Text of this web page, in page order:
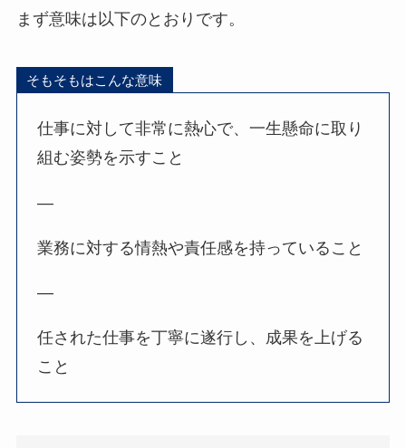
まず意味は以下のとおりです。
そもそもはこんな意味
仕事に対して非常に熱心で、一生懸命に取り
組む姿勢を示すこと
—
業務に対する情熱や責任感を持っていること
—
任された仕事を丁寧に遂行し、成果を上げる
こと